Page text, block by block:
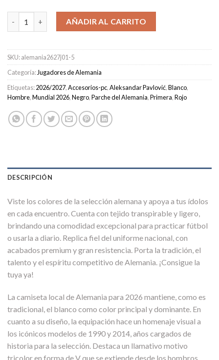
Camiseta Alemania Primera Equipación Hombre 2026/2027 -
AÑADIR AL CARRITO
SKU:alemania2627j01-5
Categoría:Jugadores de Alemania
Etiquetas:2026/2027,Accesorios-pc,Aleksandar Pavlović,Blanco,
Hombre,Mundial 2026,Negro,Parche del Alemania,Primera,Rojo
DESCRIPCIÓN
Viste los colores de la selección alemana y apoya a tus ídolos
en cada encuentro. Cuenta con tejido transpirable y ligero,
brindando una comodidad excepcional para practicar fútbol
o usarla a diario. Replica fiel del uniforme nacional, con
acabados premium y gran resistencia. Porta la tradición, el
talento y el espíritu competitivo de Alemania. ¡Consigue la
tuya ya!
La camiseta local de Alemania para 2026 mantiene, como es
tradicional, el blanco como color principal y dominante. En
cuanto a su diseño, la equipación hace un homenaje visual a
los icónicos modelos de 1990 y 2014, años cargados de
historia para la selección. Destaca un llamativo motivo
tricolor en forma de V que se extiende desde los hombros